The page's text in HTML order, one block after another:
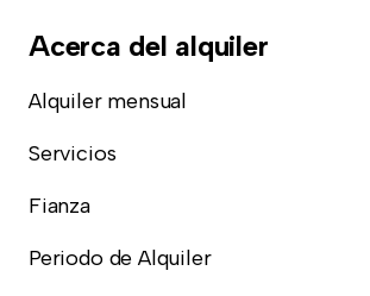
Acerca del alquiler
Alquiler mensual
Servicios
Fianza
Periodo de Alquiler